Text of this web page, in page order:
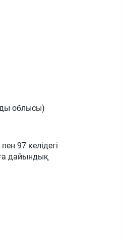
облысы)
пен 97 келідегі
дайындық